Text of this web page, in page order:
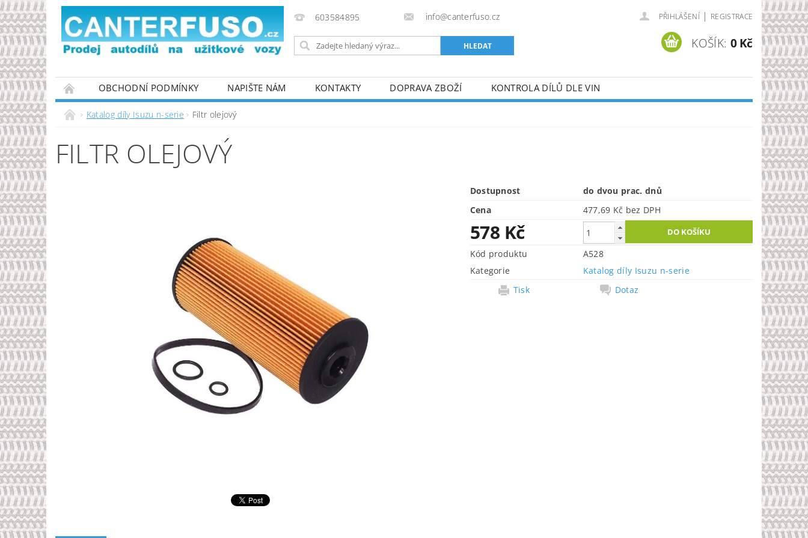
603584895 info@canterfuso.cz PŘIHLÁŠENÍ | REGISTRACE
KOŠÍK: 0 Kč
OBCHODNÍ PODMÍNKY NAPIŠTE NÁM KONTAKTY DOPRAVA ZBOŽÍ
KONTROLA DÍLŮ DLE VIN
PODMÍNKY OCHRANY OSOBNÍCH ÚDAJŮ
Katalog díly Isuzu n-serie Filtr olejový
FILTR OLEJOVÝ
Dostupnost
do dvou prac. dnů
Cena
477,69 Kč bez DPH
578 Kč
Kód produktu
A528
Kategorie
Katalog díly Isuzu n-serie
Tisk
Dotaz